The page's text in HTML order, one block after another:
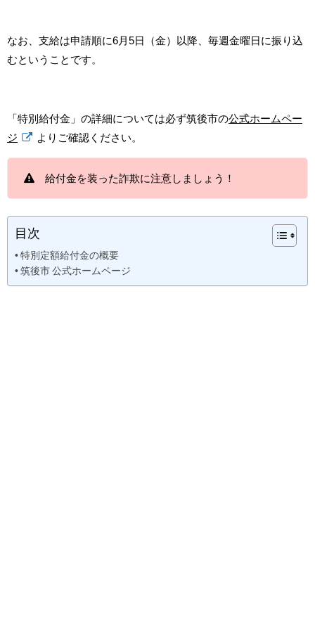
なお、支給は申請順に6月5日（金）以降、毎週金曜日に振り込
むということです。
「特別給付金」の詳細については必ず筑後市の公式ホームペー
ジ
よりご確認ください。
給付金を装った詐欺に注意しましょう！
目次
特別定額給付金の概要
筑後市 公式ホームページ